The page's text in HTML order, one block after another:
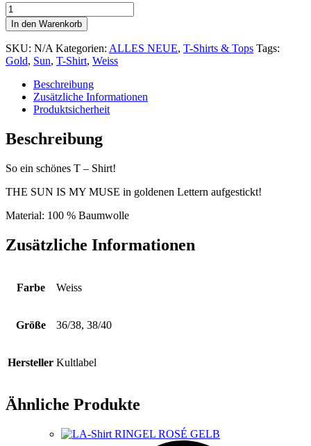
T
-
Shirt
Weiss
-
Gold
"SUN"
Menge
In den Warenkorb
SKU: N/A Kategorien: ALLES NEUE, T-Shirts & Tops Tags:
Gold, Sun, T-Shirt, Weiss
Beschreibung
Zusätzliche Informationen
Produktsicherheit
Beschreibung
So ein schönes T – Shirt!
THE SUN IS MY MUSE in goldenen Lettern aufgestickt!
Material: 100 % Baumwolle
Zusätzliche Informationen
Farbe Weiss
Größe 36/38, 38/40
Hersteller Kultlabel
Ähnliche Produkte